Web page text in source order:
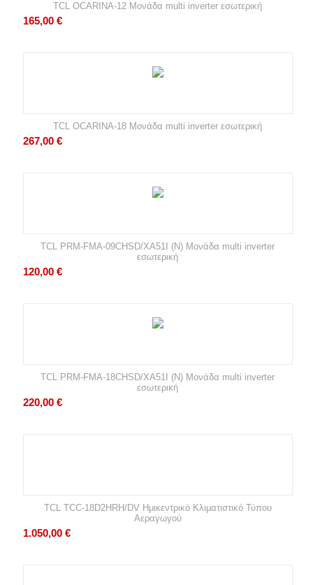
TCL OCARINA-12 Μονάδα multi inverter εσωτερική
165,00 €
TCL OCARINA-18 Μονάδα multi inverter εσωτερική
267,00 €
TCL PRM-FMA-09CHSD/XA51I (N) Μονάδα multi inverter
εσωτερική
120,00 €
TCL PRM-FMA-18CHSD/XA51I (N) Μονάδα multi inverter
εσωτερική
220,00 €
TCL TCC-18D2HRH/DV Ημικεντρικό Κλιματιστικό Τύπου
Αεραγωγού
1.050,00 €